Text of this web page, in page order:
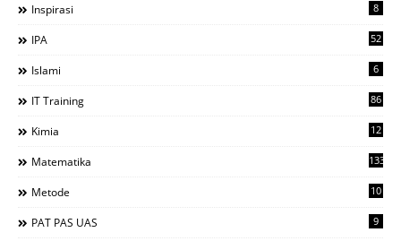
Inspirasi 8
IPA 52
Islami 6
IT Training 86
Kimia 12
Matematika 133
Metode 10
PAT PAS UAS 9